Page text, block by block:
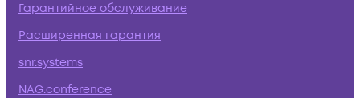
Гарантийное обслуживание
Расширенная гарантия
snr.systems
NAG.conference